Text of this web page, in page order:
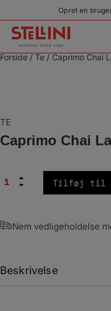
indholdet
Opret en
Forside / Te / Caprimo Chai
TE
Caprimo Chai
Caprimo
Tilføj til
Nem vedligeholdelse
Beskrivelse